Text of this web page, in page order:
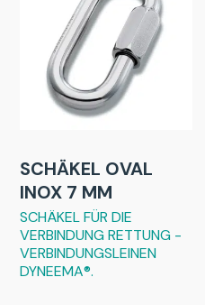
SCHÄKEL OVAL
INOX 7 MM
SCHÄKEL FÜR DIE
VERBINDUNG RETTUNG -
VERBINDUNGSLEINEN
DYNEEMA®.